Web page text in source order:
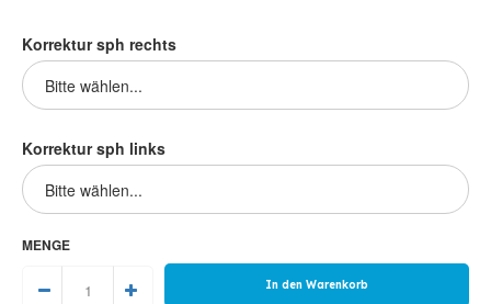
Korrektur sph rechts
Korrektur sph links
MENGE